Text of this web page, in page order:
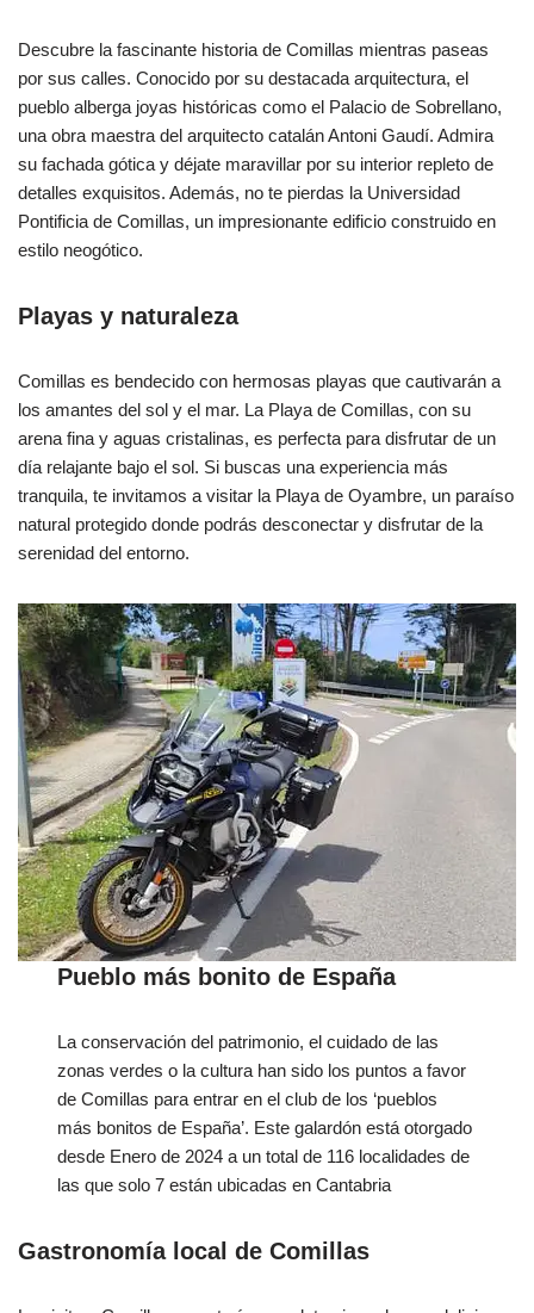
Descubre la fascinante historia de Comillas mientras paseas
por sus calles. Conocido por su destacada arquitectura, el
pueblo alberga joyas históricas como el Palacio de Sobrellano,
una obra maestra del arquitecto catalán Antoni Gaudí. Admira
su fachada gótica y déjate maravillar por su interior repleto de
detalles exquisitos. Además, no te pierdas la Universidad
Pontificia de Comillas, un impresionante edificio construido en
estilo neogótico.
Playas y naturaleza
Comillas es bendecido con hermosas playas que cautivarán a
los amantes del sol y el mar. La Playa de Comillas, con su
arena fina y aguas cristalinas, es perfecta para disfrutar de un
día relajante bajo el sol. Si buscas una experiencia más
tranquila, te invitamos a visitar la Playa de Oyambre, un paraíso
natural protegido donde podrás desconectar y disfrutar de la
serenidad del entorno.
Pueblo más bonito de España
La conservación del patrimonio, el cuidado de las
zonas verdes o la cultura han sido los puntos a favor
de Comillas para entrar en el club de los ‘pueblos
más bonitos de España’. Este galardón está otorgado
desde Enero de 2024 a un total de 116 localidades de
las que solo 7 están ubicadas en Cantabria
Gastronomía local de Comillas